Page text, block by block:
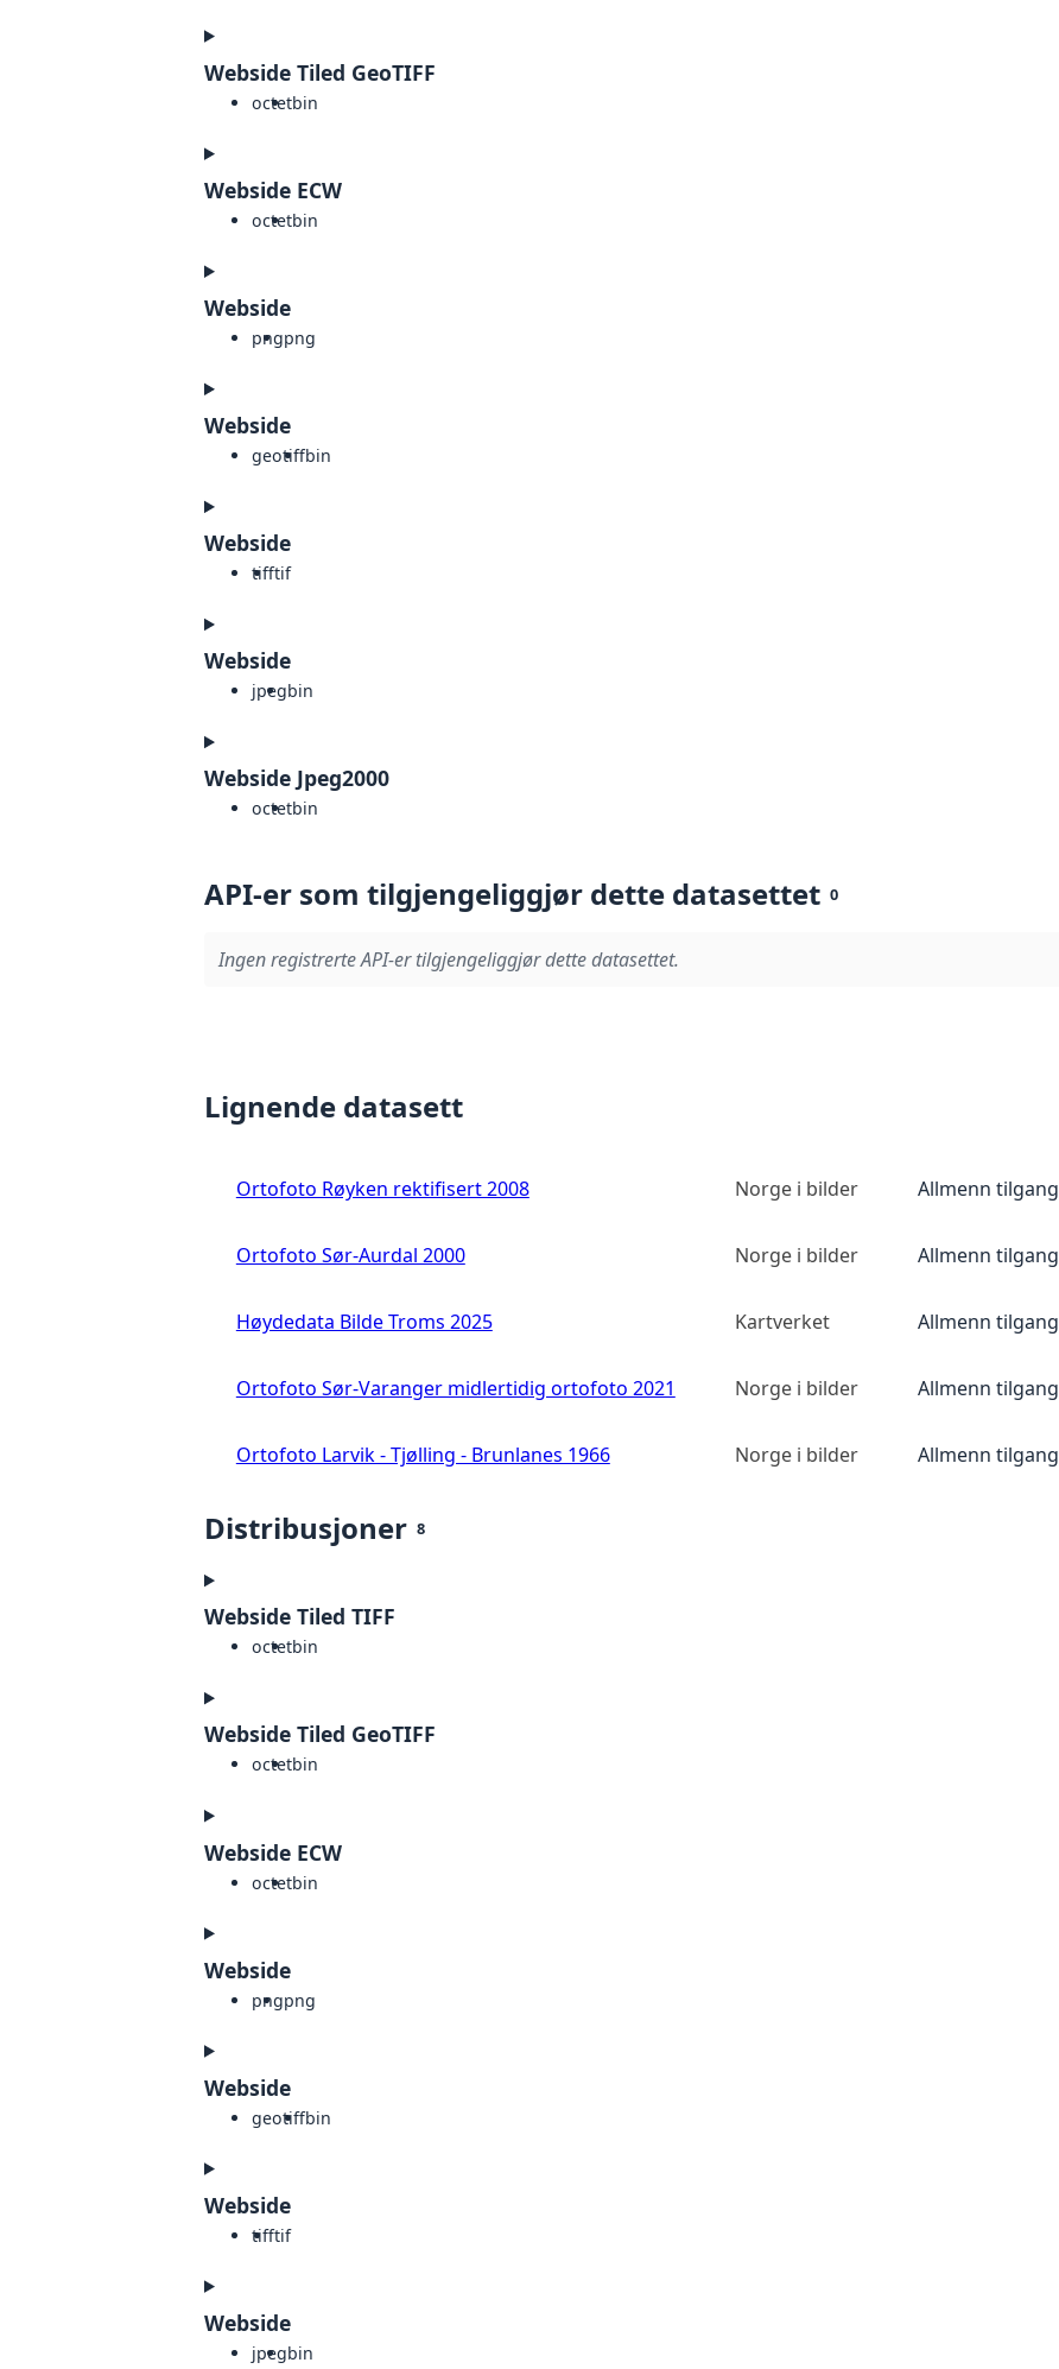
Webside Tiled GeoTIFF
octetbin
Webside ECW
octetbin
Webside
pngpng
Webside
geotiffbin
Webside
tifftif
Webside
jpegbin
Webside Jpeg2000
octetbin
API-er som tilgjengeliggjør dette datasettet 0
Ingen registrerte API-er tilgjengeliggjør dette datasettet.
Lignende datasett
Ortofoto Røyken rektifisert 2008 Norge i bilder Allmenn tilgang
Ortofoto Sør-Aurdal 2000 Norge i bilder Allmenn tilgang
Høydedata Bilde Troms 2025 Kartverket Allmenn tilgang
Ortofoto Sør-Varanger midlertidig ortofoto 2021 Norge i bilder Allmenn tilgang
Ortofoto Larvik - Tjølling - Brunlanes 1966 Norge i bilder Allmenn tilgang
Distribusjoner 8
Webside Tiled TIFF
octetbin
Webside Tiled GeoTIFF
octetbin
Webside ECW
octetbin
Webside
pngpng
Webside
geotiffbin
Webside
tifftif
Webside
jpegbin